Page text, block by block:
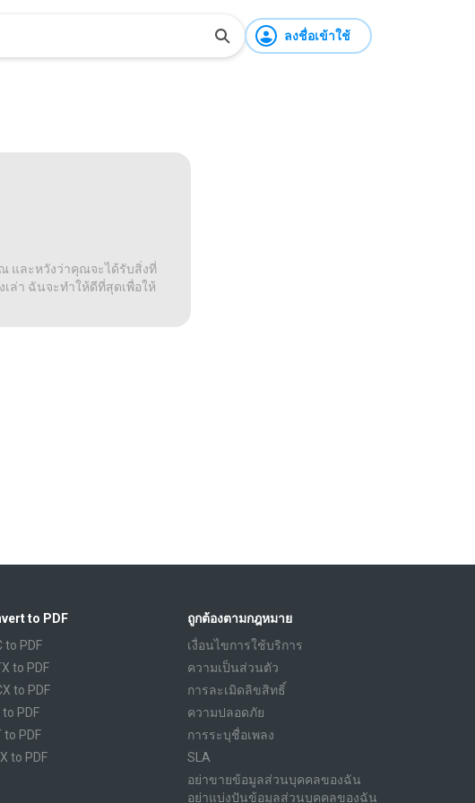
ลงชื่อเข้าใช้
และหวังว่าคุณจะได้รับสิ่งที่
ล่า ฉันจะทำให้ดีที่สุดเพื่อให้
to PDF
to PDF
to PDF
to PDF
to PDF
to PDF
to PDF
ถูกต้องตามกฎหมาย
เงื่อนไขการใช้บริการ
ความเป็นส่วนตัว
การละเมิดลิขสิทธิ์
ความปลอดภัย
การระบุชื่อเพลง
SLA
อย่าขายข้อมูลส่วนบุคคลของฉัน
อย่าแบ่งปันข้อมูลส่วนบุคคลของฉัน